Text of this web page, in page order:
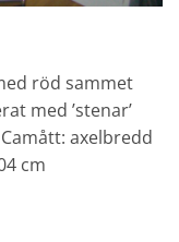
röd sammet
med ’stenar’
axelbredd
cm